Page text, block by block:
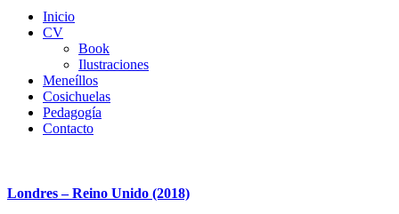
Inicio
CV
Book
Ilustraciones
Meneíllos
Cosichuelas
Pedagogía
Contacto
Londres – Reino Unido (2018)